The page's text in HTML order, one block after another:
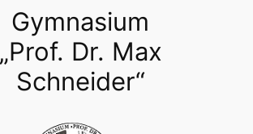
Gymnasium
„Prof. Dr. Max
Schneider“